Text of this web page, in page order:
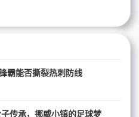
霸能否撕裂热刺防线
传承，挪威小镇的足球梦